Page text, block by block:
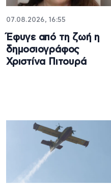
07.08.2026, 16:55
Έφυγε από τη ζωή η
δημοσιογράφος
Χριστίνα Πιτουρά